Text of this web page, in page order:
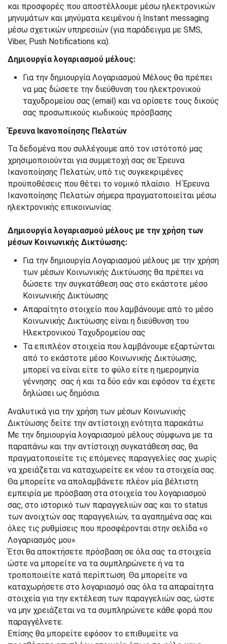
και προσφορές που αποστέλλουμε μέσω ηλεκτρονικών
μηνυμάτων και μηνύματα κειμένου ή Instant messaging
μέσω σχετικών υπηρεσιών (για παράδειγμα με SMS,
Viber, Push Notifications κα).
Δημιουργία λογαριασμού μέλους:
Για την δημιουργία Λογαριασμού Μέλους θα πρέπει
να μας δώσετε την διεύθυνση του ηλεκτρονικού
ταχυδρομείου σας (email) και να ορίσετε τους δικούς
σας προσωπικούς κωδικούς πρόσβασης
Έρευνα Ικανοποίησης Πελατών
Τα δεδομένα που συλλέγουμε από τον ιστότοπό μας
χρησιμοποιούνται για συμμετοχή σας σε Έρευνα
Ικανοποίησης Πελατών, υπό τις συγκεκριμένες
προϋποθέσεις που θέτει το νομικό πλαίσιο. Η Έρευνα
Ικανοποίησης Πελατών σήμερα πραγματοποιείται μέσω
ηλεκτρονικής επικοινωνίας.
Δημιουργία λογαριασμού μέλους με την χρήση των
μέσων Κοινωνικής Δικτύωσης:
Για την δημιουργία Λογαριασμού μέλους με την χρήση
των μέσων Κοινωνικής Δικτύωσης θα πρέπει να
δώσετε την συγκατάθεση σας στο εκάστοτε μέσο
Κοινωνικής Δικτύωσης
Απαραίτητο στοιχείο που λαμβάνουμε από το μέσο
Κοινωνικής Δικτύωσης είναι η διεύθυνση του
Ηλεκτρονικού Ταχυδρομείου σας
Τα επιπλέον στοιχεία που λαμβάνουμε εξαρτώνται
από το εκάστοτε μέσο Κοινωνικής Δικτύωσης,
μπορεί να είναι είτε το φύλο είτε η ημερομηνία
γέννησης σας ή και τα δύο εάν και εφόσον τα έχετε
δηλώσει ως δημόσια.
Αναλυτικά για την χρήση των μέσων Κοινωνικής
Δικτύωσης δείτε την αντίστοιχη ενότητα παρακάτω.
Με την δημιουργία λογαριασμού μέλους σύμφωνα με τα
παραπάνω και την αντίστοιχη συγκατάθεση σας, θα
πραγματοποιείτε τις επόμενες παραγγελίες σας χωρίς
να χρειάζεται να καταχωρείτε εκ νέου τα στοιχεία σας.
Θα μπορείτε να απολαμβάνετε πλέον μία βέλτιστη
εμπειρία με πρόσβαση στα στοιχεία του λογαριασμού
σας, στο ιστορικό των παραγγελιών σας και το status
των ανοιχτών σας παραγγελιών, τα αγαπημένα σας και
όλες τις ρυθμίσεις που προσφέρονται στην σελίδα «ο
Λογαριασμός μου».
Έτσι θα αποκτήσετε πρόσβαση σε όλα σας τα στοιχεία
ώστε να μπορείτε να τα συμπληρώνετε ή να τα
τροποποιείτε κατά περίπτωση. Θα μπορείτε να
καταχωρήσετε στο λογαριασμό σας όλα τα απαραίτητα
στοιχεία για την εκτέλεση των παραγγελιών σας, ώστε
να μην χρειάζεται να τα συμπληρώνετε κάθε φορά που
παραγγέλνετε.
Επίσης θα μπορείτε εφόσον το επιθυμείτε να